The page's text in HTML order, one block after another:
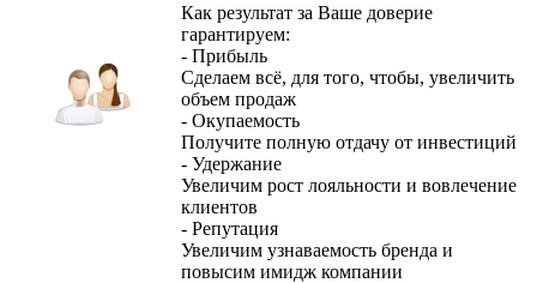
Как результат за Ваше доверие
гарантируем:
- Прибыль
Сделаем всё, для того, чтобы, увеличить
объем продаж
- Окупаемость
Получите полную отдачу от инвестиций
- Удержание
Увеличим рост лояльности и вовлечение
клиентов
- Репутация
Увеличим узнаваемость бренда и
повысим имидж компании